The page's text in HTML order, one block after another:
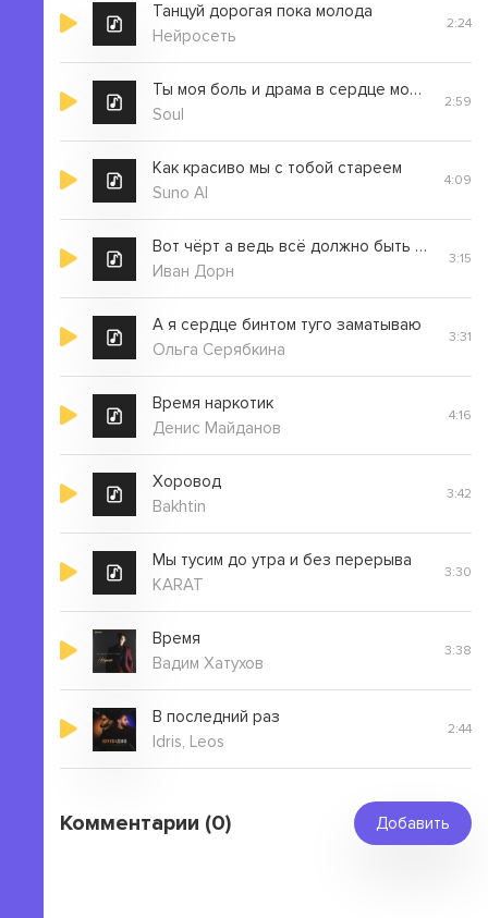
Танцуй дорогая пока молода
Нейросеть
2:24
Ты моя боль и драма в сердце моем рана
Soul
2:59
Как красиво мы с тобой стареем
Suno AI
4:09
Вот чёрт а ведь всё должно быть красиво
Иван Дорн
3:15
А я сердце бинтом туго заматываю
Ольга Серябкина
3:31
Время наркотик
Денис Майданов
4:16
Хоровод
Bakhtin
3:42
Мы тусим до утра и без перерыва
KARAT
3:30
Время
Вадим Хатухов
3:38
В последний раз
Idris, Leos
2:44
Комментарии (0) Добавить